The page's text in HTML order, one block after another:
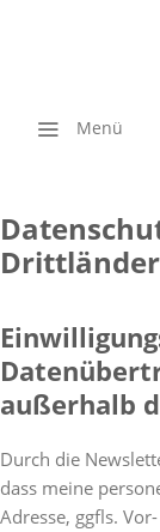
Menü
Drittländer
außerhalb
Durch die
dass meine
Adresse, ggfls.